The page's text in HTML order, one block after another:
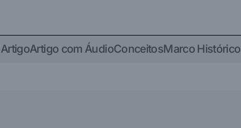
ArtigoArtigo com ÁudioConceitosMarco Histórico